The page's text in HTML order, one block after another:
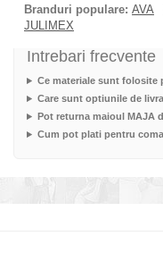
Branduri populare: AVA
JULIMEX
Intrebari frecvente
Ce materiale sunt folosite
Care sunt optiunile de
Pot returna maioul MAJA
Cum pot plati pentru